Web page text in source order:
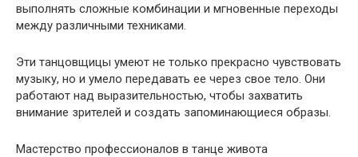
выполнять сложные комбинации и мгновенные переходы
между различными техниками.
Эти танцовщицы умеют не только прекрасно чувствовать
музыку, но и умело передавать ее через свое тело. Они
работают над выразительностью, чтобы захватить
внимание зрителей и создать запоминающиеся образы.
Мастерство профессионалов в танце живота